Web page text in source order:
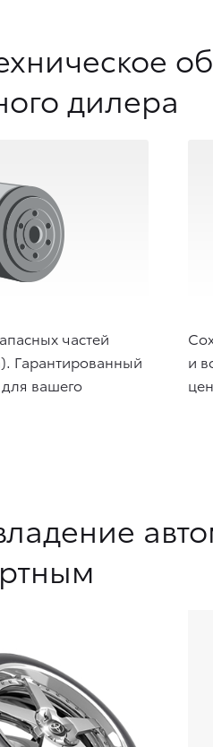
дилера
частей
Гарантированный
вашего
и